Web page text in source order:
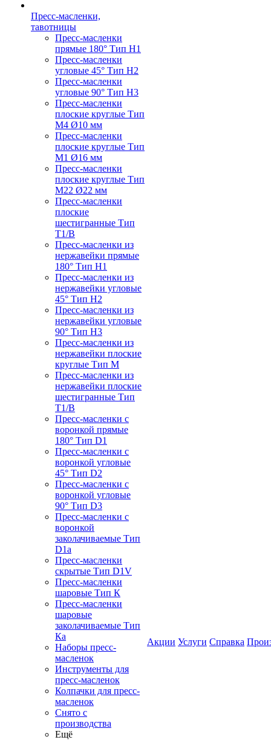
Пресс-масленки,
тавотницы
Пресс-масленки
прямые 180° Тип H1
Пресс-масленки
угловые 45° Тип H2
Пресс-масленки
угловые 90° Тип H3
Пресс-масленки
плоские круглые Тип
M4 Ø10 мм
Пресс-масленки
плоские круглые Тип
M1 Ø16 мм
Пресс-масленки
плоские круглые Тип
M22 Ø22 мм
Пресс-масленки
плоские
шестигранные Тип
T1/B
Пресс-масленки из
нержавейки прямые
180° Тип H1
Пресс-масленки из
нержавейки угловые
45° Тип H2
Пресс-масленки из
нержавейки угловые
90° Тип H3
Пресс-масленки из
нержавейки плоские
круглые Тип M
Пресс-масленки из
нержавейки плоские
шестигранные Тип
T1/B
Пресс-масленки с
воронкой прямые
180° Тип D1
Пресс-масленки с
воронкой угловые
45° Тип D2
Пресс-масленки с
воронкой угловые
90° Тип D3
Пресс-масленки с
воронкой
заколачиваемые Тип
D1a
Пресс-масленки
скрытые Тип D1V
Пресс-масленки
шаровые Тип К
Пресс-масленки
шаровые
заколачиваемые Тип
Кa
Наборы пресс-
масленок
Инструменты для
пресс-масленок
Колпачки для пресс-
масленок
Снято с
производства
Ещё
Акции Услуги Справка